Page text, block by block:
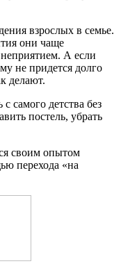
взрослых в семье.
они чаще
А если
не придется долго
делают.
самого детства без
постель, убрать
своим опытом
перехода «на